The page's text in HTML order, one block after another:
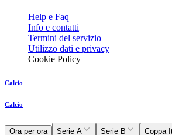
Help e Faq
Info e contatti
Termini del servizio
Utilizzo dati e privacy
Cookie Policy
Calcio
Calcio
Ora per ora Serie A Serie B
Coppa